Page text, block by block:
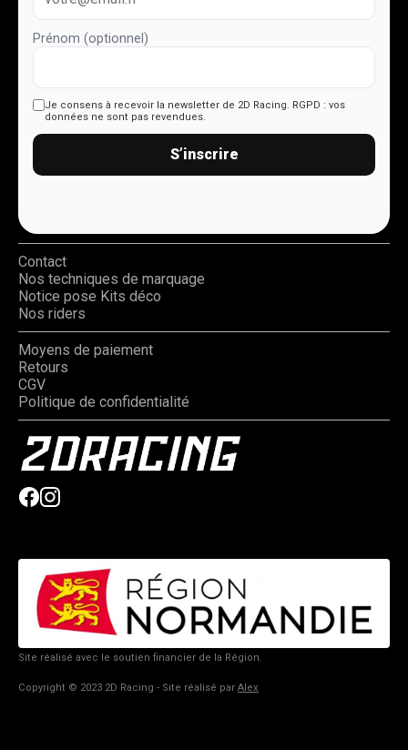
Prénom (optionnel)
Je consens à recevoir la newsletter de 2D Racing. RGPD : vos
données ne sont pas revendues.
S’inscrire
Contact
Nos techniques de marquage
Notice pose Kits déco
Nos riders
Moyens de paiement
Retours
CGV
Politique de confidentialité
Site réalisé avec le soutien financier de la Région.
Copyright © 2023 2D Racing - Site réalisé par Alex